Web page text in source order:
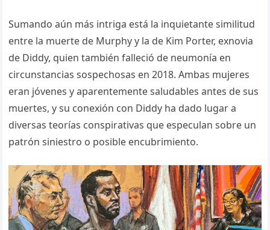
Sumando aún más intriga está la inquietante similitud
entre la muerte de Murphy y la de Kim Porter, exnovia
de Diddy, quien también falleció de neumonía en
circunstancias sospechosas en 2018. Ambas mujeres
eran jóvenes y aparentemente saludables antes de sus
muertes, y su conexión con Diddy ha dado lugar a
diversas teorías conspirativas que especulan sobre un
patrón siniestro o posible encubrimiento.